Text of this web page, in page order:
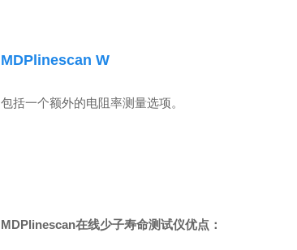
MDPlinescan W
包括一个额外的电阻率测量选项。
MDPlinescan在线少子寿命测试仪优点：